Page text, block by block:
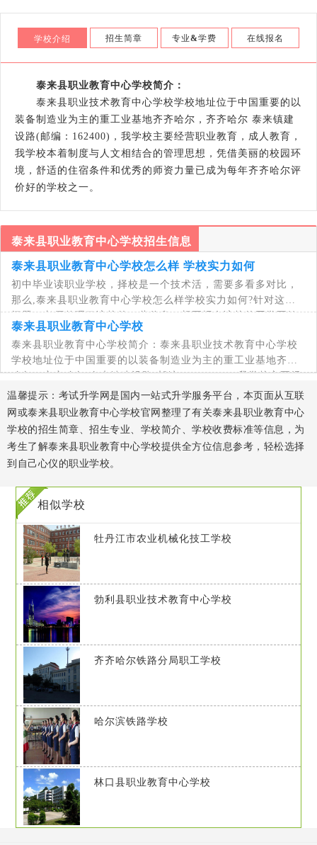
学校介绍 招生简章 专业&学费 在线报名
泰来县职业教育中心学校简介：
泰来县职业技术教育中心学校学校地址位于中国重要的以
装备制造业为主的重工业基地齐齐哈尔，齐齐哈尔 泰来镇建
设路(邮编：162400)，我学校主要经营职业教育，成人教育，
我学校本着制度与人文相结合的管理思想，凭借美丽的校园环
境，舒适的住宿条件和优秀的师资力量已成为每年齐齐哈尔评
价好的学校之一。
泰来县职业教育中心学校招生信息
泰来县职业教育中心学校怎么样 学校实力如何
初中毕业读职业学校，择校是一个技术活，需要多看多对比，
那么,泰来县职业教育中心学校怎么样学校实力如何?针对这一
问题，老师整理了该校的一些信息，想要报名该校的同学不妨
仔细的看一下文章内容，相信能对同学们有
泰来县职业教育中心学校
泰来县职业教育中心学校简介：泰来县职业技术教育中心学校
学校地址位于中国重要的以装备制造业为主的重工业基地齐齐
哈尔，齐齐哈尔 泰来镇建设路(邮编：162400)，我学校主要经
营
温馨提示：考试升学网是国内一站式升学服务平台，本页面从互联
网或泰来县职业教育中心学校官网整理了有关泰来县职业教育中心
学校的招生简章、招生专业、学校简介、学校收费标准等信息，为
考生了解泰来县职业教育中心学校提供全方位信息参考，轻松选择
到自己心仪的职业学校。
相似学校
牡丹江市农业机械化技工学校
勃利县职业技术教育中心学校
齐齐哈尔铁路分局职工学校
哈尔滨铁路学校
林口县职业教育中心学校